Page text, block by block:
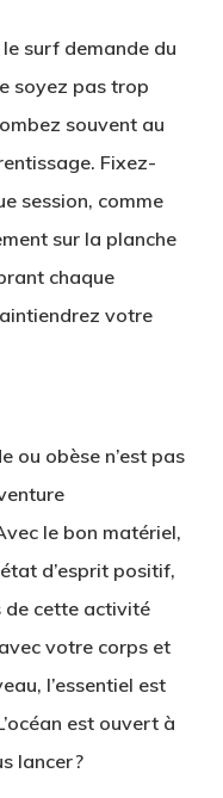
surf demande du
soyez pas trop
souvent au
Fixez-
session, comme
sur la planche
chaque
votre
ou obèse n’est pas
le bon matériel,
d’esprit positif,
de cette activité
votre corps et
l’essentiel est
est ouvert à
lancer ?